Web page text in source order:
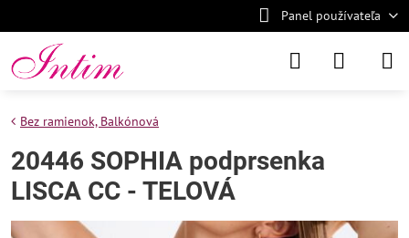
Panel používateľa
Bez ramienok, Balkónová
20446 SOPHIA podprsenka
LISCA CC - TELOVÁ